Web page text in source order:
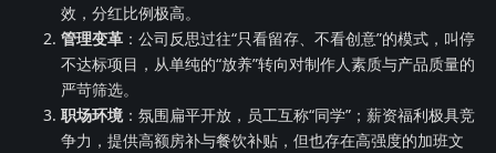
效，分红比例极高。
管理变革 ：公司反思过往“只看留存、不看创意”的模式，叫停
不达标项目，从单纯的“放养”转向对制作人素质与产品质量的
严苛筛选。
职场环境 ：氛围扁平开放，员工互称“同学”；薪资福利极具竞
争力，提供高额房补与餐饮补贴，但也存在高强度的加班文